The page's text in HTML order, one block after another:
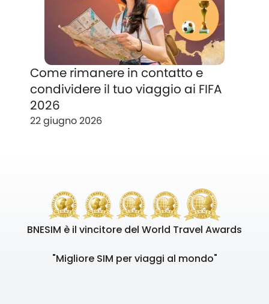
Come rimanere in contatto e
condividere il tuo viaggio ai FIFA
2026
22 giugno 2026
BNESIM è il vincitore del World Travel Awards
"Migliore SIM per viaggi al mondo"